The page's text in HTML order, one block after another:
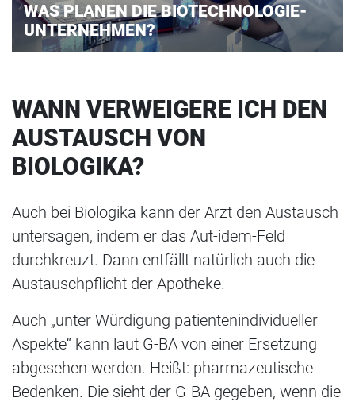
WAS PLANEN DIE BIOTECHNOLOGIE-
UNTERNEHMEN?
WANN VERWEIGERE ICH DEN
AUSTAUSCH VON
BIOLOGIKA?
Auch bei Biologika kann der Arzt den Austausch
untersagen, indem er das Aut-idem-Feld
durchkreuzt. Dann entfällt natürlich auch die
Austauschpflicht der Apotheke.
Auch „unter Würdigung patientenindividueller
Aspekte“ kann laut G-BA von einer Ersetzung
abgesehen werden. Heißt: pharmazeutische
Bedenken. Die sieht der G-BA gegeben, wenn die